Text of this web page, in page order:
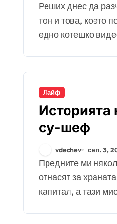
Реших днес да разчупя строгия
тон и това, което
едно котешко
Лайф
Историята
су-шеф
vdechev сеп. 3,
Предните ми няколко статии се
отнасят за
капитал, а тази